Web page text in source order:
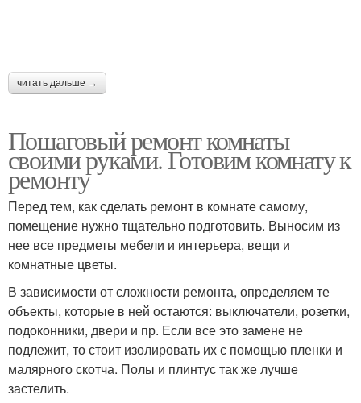
читать дальше →
Пошаговый ремонт комнаты
своими руками. Готовим комнату к
ремонту
Перед тем, как сделать ремонт в комнате самому,
помещение нужно тщательно подготовить. Выносим из
нее все предметы мебели и интерьера, вещи и
комнатные цветы.
В зависимости от сложности ремонта, определяем те
объекты, которые в ней остаются: выключатели, розетки,
подоконники, двери и пр. Если все это замене не
подлежит, то стоит изолировать их с помощью пленки и
малярного скотча. Полы и плинтус так же лучше
застелить.